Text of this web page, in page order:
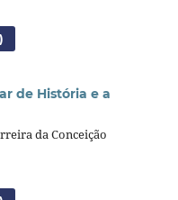
de História e a
da Conceição